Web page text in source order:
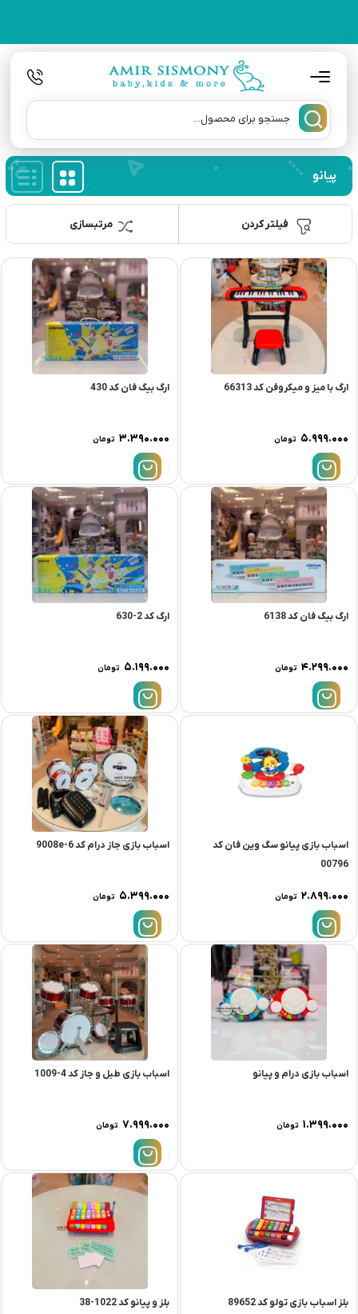
پیانو
مرتبسازی فیلتر کردن
ارگ با میز و میکروفن کد 66313
۵.۹۹۹.۰۰۰ تومان
ارگ بیگ فان کد 430
۳.۳۹۰.۰۰۰ تومان
ارگ بیگ فان کد 6138
۴.۲۹۹.۰۰۰ تومان
ارگ کد 2-630
۵.۱۹۹.۰۰۰ تومان
اسباب بازی پیانو سگ وین فان کد
00796
۲.۸۹۹.۰۰۰ تومان
اسباب بازی جاز درام کد 9008e-6
۵.۳۹۹.۰۰۰ تومان
اسباب بازی درام و پیانو
۱.۳۹۹.۰۰۰ تومان
اسباب بازی طبل و جاز کد 4-1009
۷.۹۹۹.۰۰۰ تومان
بلز اسباب بازی تولو کد 89652 بلز و پیانو کد 1022-38